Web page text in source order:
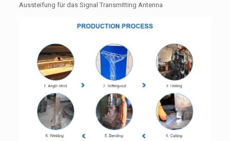
Aussteifung für das Signal Transmitting Antenna